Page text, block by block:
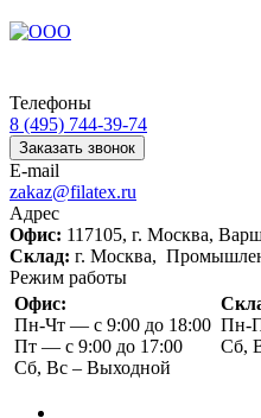
Телефоны
8 (495) 744-39-74
Заказать звонок
E-mail
zakaz@filatex.ru
Адрес
Офис: 117105, г. Москва,
Склад: г. Москва,
Режим работы
Офис:
Пн-Чт — с 9:00 до 18:00
Пт — с 9:00 до 17:00
Сб, Вс – Выходной
Пн-
Сб,